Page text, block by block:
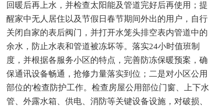
回暖后再上水，并检查太阳能及管道完好后再使用；提
醒家中无人居住以及节假日春节期间外出的用户，自行
关闭自家的表后阀门，并打开水笼头排空表内管道中的
余水，防止水表和管道被冻坏等。落实24小时值班制
度，并根据各服务小区的特点，完善防冻保暖预案，确
保通讯设备畅通，抢修力量落实到位；二是对小区公用
部位的'检查防护工作。检查房屋公用部位门窗、上下水
管、外露水箱、供电、消防等关键设备设施，对破损、